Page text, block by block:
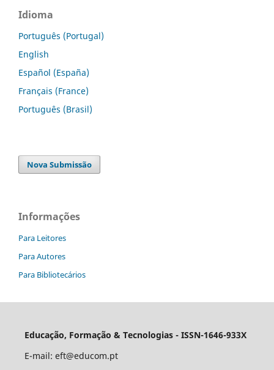
Idioma
Português (Portugal)
English
Español (España)
Français (France)
Português (Brasil)
Nova Submissão
Informações
Para Leitores
Para Autores
Para Bibliotecários
Educação, Formação & Tecnologias - ISSN-1646-933X
E-mail: eft@educom.pt